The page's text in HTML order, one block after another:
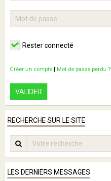
Rester connecté
Créer un compte | Mot de passe perdu ?
VALIDER
RECHERCHE SUR LE SITE
LES DERNIERS MESSAGES